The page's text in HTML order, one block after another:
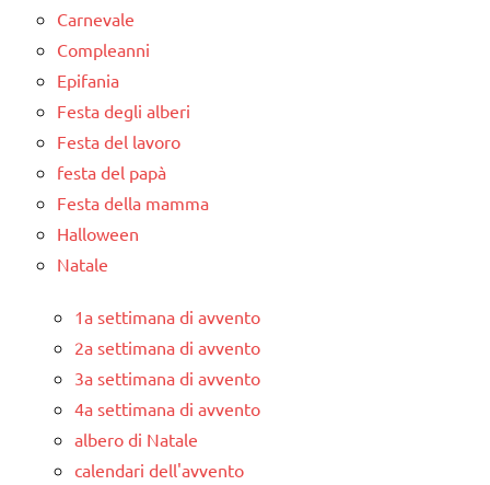
Carnevale
Compleanni
Epifania
Festa degli alberi
Festa del lavoro
festa del papà
Festa della mamma
Halloween
Natale
1a settimana di avvento
2a settimana di avvento
3a settimana di avvento
4a settimana di avvento
albero di Natale
calendari dell'avvento